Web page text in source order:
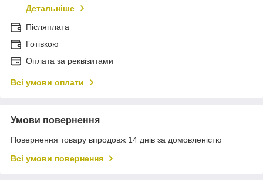
Детальніше
Післяплата
Готівкою
Оплата за реквізитами
Всі умови оплати
Умови повернення
Повернення товару впродовж 14 днів за домовленістю
Всі умови повернення